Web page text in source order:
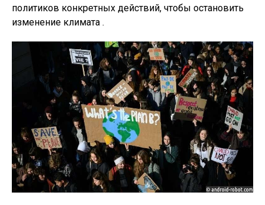
политиков конкретных действий, чтобы остановить
изменение климата .